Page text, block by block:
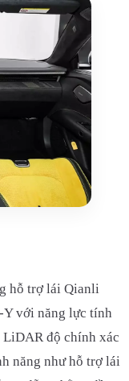
hỗ trợ lái Qianli
với năng lực tính
LiDAR độ chính xác
năng như hỗ trợ lái